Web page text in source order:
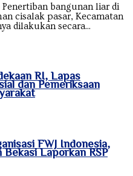
bangunan liar di
cisalak pasar, Kecamatan
dilakukan secara...
RI, Lapas
dan Pemeriksaan
FWJ Indonesia,
Laporkan RSP